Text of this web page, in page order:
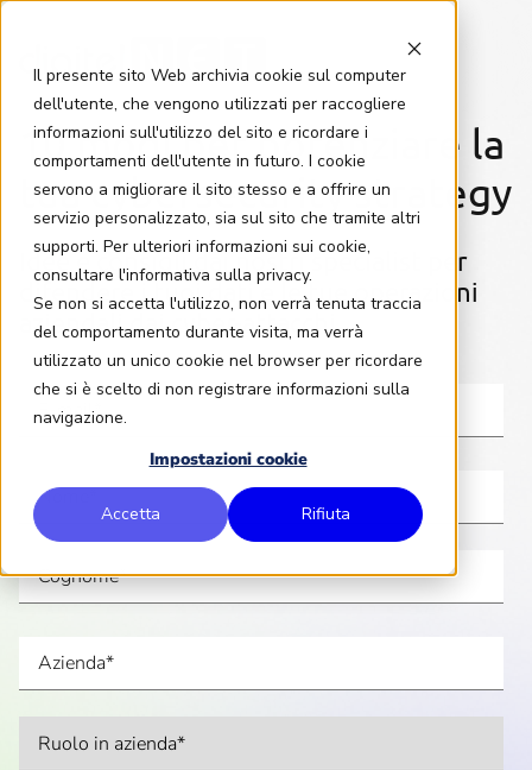
Il presente sito Web archivia cookie sul computer
dell'utente, che vengono utilizzati per raccogliere
informazioni sull'utilizzo del sito e ricordare i
comportamenti dell'utente in futuro. I cookie
servono a migliorare il sito stesso e a offrire un
servizio personalizzato, sia sul sito che tramite altri
supporti. Per ulteriori informazioni sui cookie,
consultare l'informativa sulla privacy.
Se non si accetta l'utilizzo, non verrà tenuta traccia
del comportamento durante visita, ma verrà
utilizzato un unico cookie nel browser per ricordare
che si è scelto di non registrare informazioni sulla
navigazione.
Impostazioni cookie
Accetta Rifiuta
10 modi per potenziare la
tua cybersecurity strategy
Idee e consigli dai nostri specialist per
difendere i tuoi dati e le tue operazioni
aziendali dai cyber-attacchi